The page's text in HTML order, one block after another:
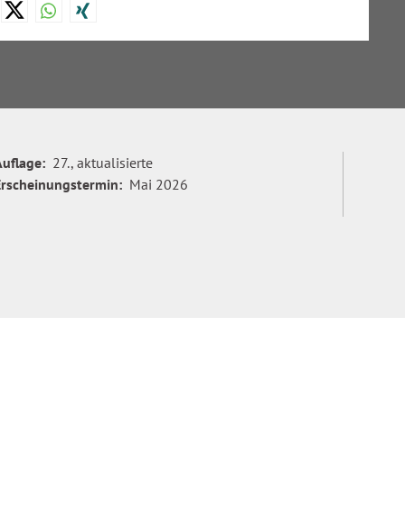
27., aktualisierte
Mai 2026